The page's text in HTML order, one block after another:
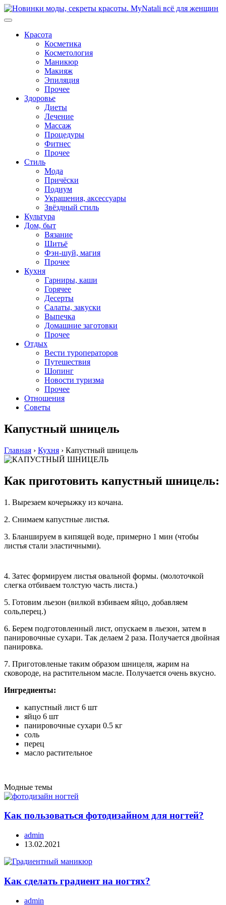
Перейти
к
Красота
Косметика
Косметология
Маникюр
Макияж
Эпиляция
Прочее
Здоровье
Диеты
Лечение
Массаж
Процедуры
Фитнес
Прочее
Стиль
Мода
Причёски
Подиум
Украшения, аксессуары
Звёздный стиль
Культура
Дом, быт
Вязание
Шитьё
Фэн-шуй, магия
Прочее
Кухня
Гарниры, каши
Горячее
Десерты
Салаты, закуски
Выпечка
Домашние заготовки
Прочее
Отдых
Вести туроператоров
Путешествия
Шопинг
Новости туризма
Прочее
Отношения
Советы
Капустный шницель
Главная › Кухня › Капустный шницель
Как приготовить капустный шницель:
1. Вырезаем кочерыжку из кочана.
2. Снимаем капустные листья.
3. Бланшируем в кипящей воде, примерно 1 мин (чтобы
листья стали эластичными).
4. Затес формируем листья овальной формы. (молоточкой
слегка отбиваем толстую часть листа.)
5. Готовим льезон (вилкой взбиваем яйцо, добавляем
соль,перец.)
6. Берем подготовленный лист, опускаем в льезон, затем в
панировочные сухари. Так делаем 2 раза. Получается двойная
панировка.
7. Приготовленые таким образом шницеля, жарим на
сковороде, на растительном масле. Получается очень вкусно.
Ингредиенты:
капустный лист 6 шт
яйцо 6 шт
панировочные сухари 0.5 кг
соль
перец
масло растительное
Модные темы
Как пользоваться фотодизайном для ногтей?
admin
13.02.2021
Как сделать градиент на ногтях?
admin